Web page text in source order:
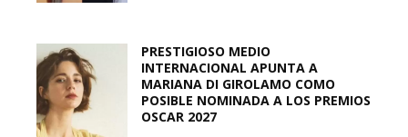
PRESTIGIOSO MEDIO
INTERNACIONAL APUNTA A
MARIANA DI GIROLAMO COMO
POSIBLE NOMINADA A LOS PREMIOS
OSCAR 2027